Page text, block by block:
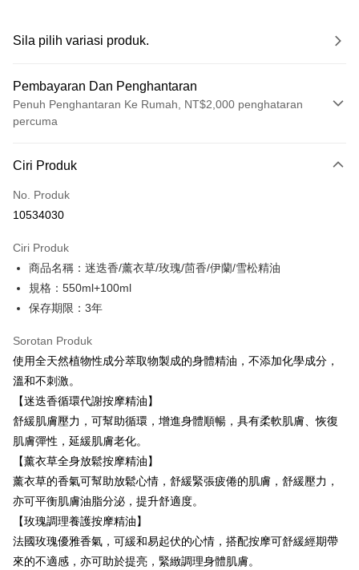
Sila pilih variasi produk.
Pembayaran Dan Penghantaran
Penuh Penghantaran Ke Rumah, NT$2,000 penghataran
percuma
Kad Kredit (Bayaran Penuh)
Ansuran Kad Kredit
Taiwan Cooperative Bank
Hua Nan Commercial
Bank
Chang Hwa Commercial
The Shanghai
Bank
Bank Cathay United
Mega International
Taiwan Business Bank
HSBC Bank (Taiwan)
Limited
Hwatai Bank
Union Bank of Taiwan
Yuanta Commercial Bank
Bank SinoPac
Bank Komersial E.SUN
DBS Bank
Bank Antarabangsa
Taishin
Syarikat Kad Kredit
6 ansuran pada kadar faedah 0,
ansuran
Taiwan Cooperative Bank
Hua Nan Commercial Bank
Savings Bank
Bank Cathay United
Mega International Commercial
Taiwan Business Bank
HSBC Bank (Taiwan) Limited
Hwatai Bank
Far Eastern International Bank
Yuanta Commercial Bank
Bank Komersial E.SUN
Bank Antarabangsa Taishin
Bank CTBC
Syarikat Kad Kredit Rakuten
Taiwan
LINE Pay
JKOPAY
Easy Wallet
Google Pay
Plus PAY
Pemindahan ATM
Pilihan Penghantaran
新竹貨運
NT$80/pesanan | Penghantaran percuma untuk pesanan
Ciri Produk
No. Produk
10534030
Ciri Produk
商品名稱：迷迭香/薰衣草/玫瑰/茴香/伊蘭/雪松精油
規格：550ml+100ml
保存期限：3年
Sorotan Produk
使用全天然植物性成分萃取物製成的身體精油，不添加化學成分，
溫和不刺激。
【迷迭香循環代謝按摩精油】
舒緩肌膚壓力，可幫助循環，增進身體順暢，具有柔軟肌膚、恢復
肌膚彈性，延緩肌膚老化。
【薰衣草全身放鬆按摩精油】
薰衣草的香氣可幫助放鬆心情，舒緩緊張疲倦的肌膚，舒緩壓力，
亦可平衡肌膚油脂分泌，提升舒適度。
【玫瑰調理養護按摩精油】
法國玫瑰優雅香氣，可緩和易起伏的心情，搭配按摩可舒緩經期帶
來的不適感，亦可助於提亮，緊緻調理身體肌膚。